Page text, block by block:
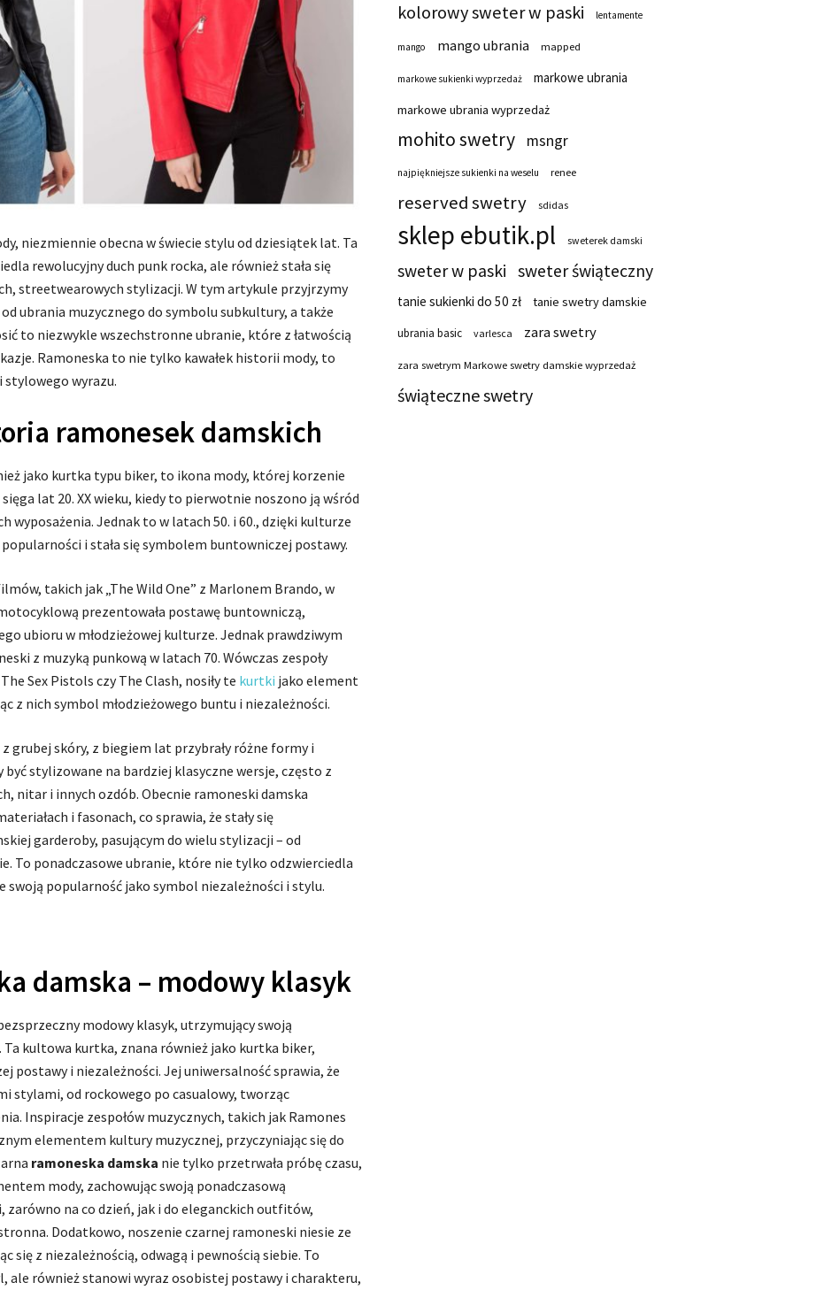
niezmiennie obecna w świecie stylu od dziesiątek lat. Ta
rewolucyjny duch punk rocka, ale również stała się
streetwearowych stylizacji. W tym artykule przyjrzymy
ubrania muzycznego do symbolu subkultury, a także
to niezwykle wszechstronne ubranie, które z łatwością
Ramoneska to nie tylko kawałek historii mody, to
wyrazu.
ramonesek damskich
jako kurtka typu biker, to ikona mody, której korzenie
lat 20. XX wieku, kiedy to pierwotnie noszono ją wśród
Jednak to w latach 50. i 60., dzięki kulturze
i stała się symbolem buntowniczej postawy.
takich jak „The Wild One” z Marlonem Brando, w
prezentowała postawę buntowniczą,
ubioru w młodzieżowej kulturze. Jednak prawdziwym
z muzyką punkową w latach 70. Wówczas zespoły
Sex Pistols czy The Clash, nosiły te kurtki jako element
z nich symbol młodzieżowego buntu i niezależności.
grubej skóry, z biegiem lat przybrały różne formy i
być stylizowane na bardziej klasyczne wersje, często z
nitar i innych ozdób. Obecnie ramoneski damska
i fasonach, co sprawia, że stały się
garderoby, pasującym do wielu stylizacji – od
To ponadczasowe ubranie, które nie tylko odzwierciedla
swoją popularność jako symbol niezależności i stylu.
damska – modowy klasyk
modowy klasyk, utrzymujący swoją
kultowa kurtka, znana również jako kurtka biker,
postawy i niezależności. Jej uniwersalność sprawia, że
stylami, od rockowego po casualowy, tworząc
Inspiracje zespołów muzycznych, takich jak Ramones
elementem kultury muzycznej, przyczyniając się do
ramoneska damska nie tylko przetrwała próbę czasu,
mody, zachowując swoją ponadczasową
zarówno na co dzień, jak i do eleganckich outfitów,
Dodatkowo, noszenie czarnej ramoneski niesie ze
się z niezależnością, odwagą i pewnością siebie. To
ale również stanowi wyraz osobistej postawy i charakteru,
kolorowy sweter w paski lentamente
mango mango ubrania mapped
markowe sukienki wyprzedaż markowe ubrania
markowe ubrania wyprzedaż
mohito swetry msngr
najpiękniejsze sukienki na weselu renee
reserved swetry sdidas
sklep ebutik.pl sweterek damski
sweter w paski sweter świąteczny
tanie sukienki do 50 zł tanie swetry damskie
ubrania basic varlesca zara swetry
zara swetrym Markowe swetry damskie wyprzedaż
świąteczne swetry